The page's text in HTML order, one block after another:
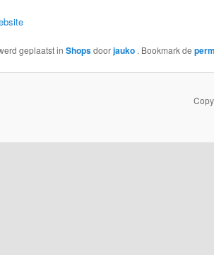
geplaatst in Shopsdoorjauko . Bookmark de